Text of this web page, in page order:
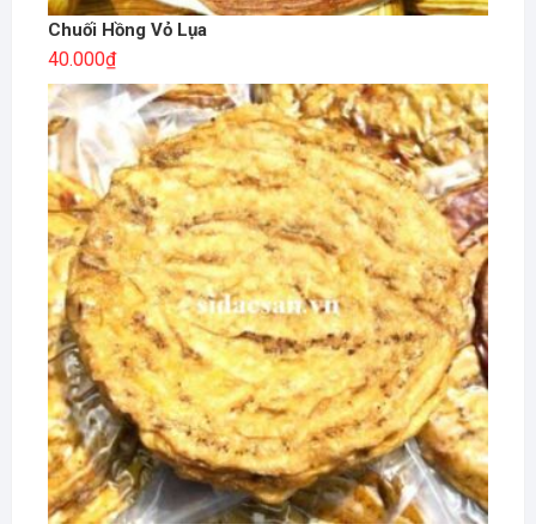
Chuối Hồng Vỏ Lụa
40.000₫